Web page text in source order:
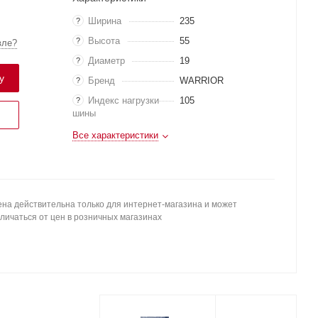
? Ширина 235
? Высота 55
? Диаметр 19
? Бренд WARRIOR
?
Индекс нагрузки
шины
105
Все характеристики
действительна только для интернет-магазина и может
от цен в розничных магазинах